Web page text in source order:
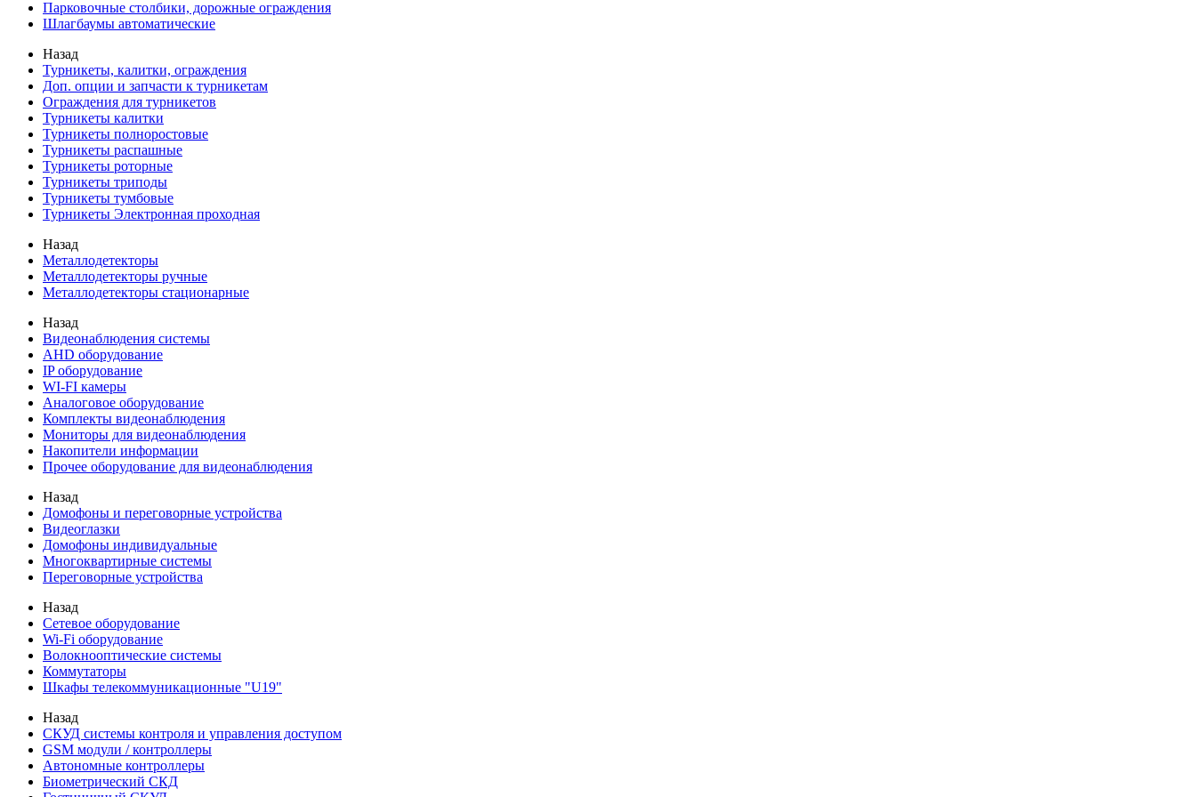
Парковочные столбики, дорожные ограждения
Шлагбаумы автоматические
Назад
Турникеты, калитки, ограждения
Доп. опции и запчасти к турникетам
Ограждения для турникетов
Турникеты калитки
Турникеты полноростовые
Турникеты распашные
Турникеты роторные
Турникеты триподы
Турникеты тумбовые
Турникеты Электронная проходная
Назад
Металлодетекторы
Металлодетекторы ручные
Металлодетекторы стационарные
Назад
Видеонаблюдения cистемы
AHD оборудование
IP оборудование
WI-FI камеры
Аналоговое оборудование
Комплекты видеонаблюдения
Мониторы для видеонаблюдения
Накопители информации
Прочее оборудование для видеонаблюдения
Назад
Домофоны и переговорные устройства
Видеоглазки
Домофоны индивидуальные
Многоквартирные системы
Переговорные устройства
Назад
Сетевое оборудование
Wi-Fi оборудование
Волокнооптические системы
Коммутаторы
Шкафы телекоммуникационные "U19"
Назад
СКУД системы контроля и управления доступом
GSM модули / контроллеры
Автономные контроллеры
Биометрический СКД